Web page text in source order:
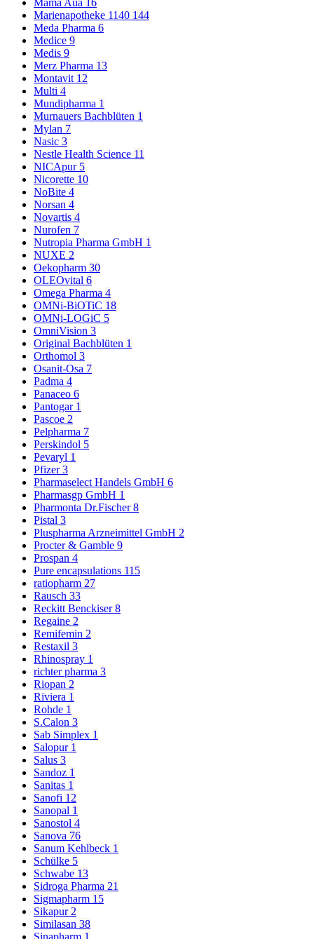
Mama Aua
16
Marienapotheke 1140 144
Meda Pharma 6
Medice 9
Medis 9
Merz Pharma 13
Montavit 12
Multi 4
Mundipharma 1
Murnauers Bachblüten 1
Mylan 7
Nasic 3
Nestle Health Science 11
NICApur 5
Nicorette 10
NoBite 4
Norsan 4
Novartis 4
Nurofen 7
Nutropia Pharma GmbH 1
NUXE 2
Oekopharm 30
OLEOvital 6
Omega Pharma 4
OMNi-BiOTiC 18
OMNi-LOGiC 5
OmniVision 3
Original Bachblüten 1
Orthomol 3
Osanit-Osa 7
Padma 4
Panaceo 6
Pantogar 1
Pascoe 2
Pelpharma 7
Perskindol 5
Pevaryl 1
Pfizer3
Pharmaselect Handels GmbH 6
Pharmasgp GmbH 1
Pharmonta Dr.Fischer8
Pistal 3
Pluspharma Arzneimittel GmbH 2
Procter & Gamble 9
Prospan 4
Pure encapsulations 115
ratiopharm 27
Rausch 33
Reckitt Benckiser8
Regaine 2
Remifemin 2
Restaxil 3
Rhinospray 1
richter pharma 3
Riopan 2
Riviera 1
Rohde 1
S.Calon 3
Sab Simplex 1
Salopur 1
Salus 3
Sandoz 1
Sanitas 1
Sanofi 12
Sanopal 1
Sanostol 4
Sanova 76
Sanum Kehlbeck 1
Schülke 5
Schwabe 13
Sidroga Pharma 21
Sigmapharm 15
Sikapur 2
Similasan 38